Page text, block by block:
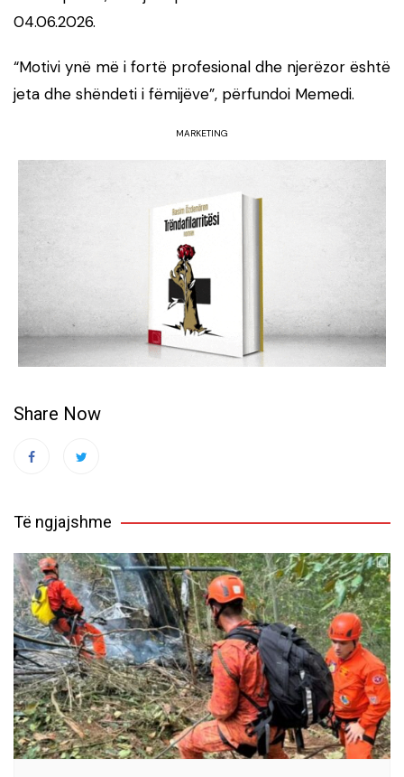
04.06.2026.
“Motivi ynë më i fortë profesional dhe njerëzor është
jeta dhe shëndeti i fëmijëve”, përfundoi Memedi.
MARKETING
Share Now
Të ngjajshme